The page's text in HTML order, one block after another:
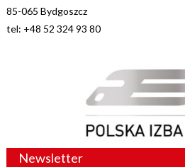
85-065 Bydgoszcz
tel: +48 52 324 93 80
Newsletter